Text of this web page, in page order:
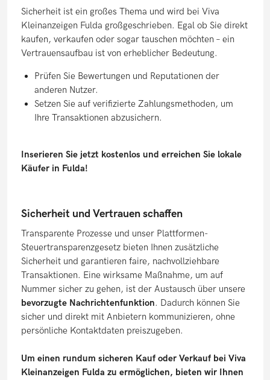
Sicherheit ist ein großes Thema und wird bei Viva
Kleinanzeigen Fulda großgeschrieben. Egal ob Sie direkt
kaufen, verkaufen oder sogar tauschen möchten – ein
Vertrauensaufbau ist von erheblicher Bedeutung.
Prüfen Sie Bewertungen und Reputationen der
anderen Nutzer.
Setzen Sie auf verifizierte Zahlungsmethoden, um
Ihre Transaktionen abzusichern.
Inserieren Sie jetzt kostenlos und erreichen Sie lokale
Käufer in Fulda!
Sicherheit und Vertrauen schaffen
Transparente Prozesse und unser Plattformen-
Steuertransparenzgesetz bieten Ihnen zusätzliche
Sicherheit und garantieren faire, nachvollziehbare
Transaktionen. Eine wirksame Maßnahme, um auf
Nummer sicher zu gehen, ist der Austausch über unsere
bevorzugte Nachrichtenfunktion. Dadurch können Sie
sicher und direkt mit Anbietern kommunizieren, ohne
persönliche Kontaktdaten preiszugeben.
Um einen rundum sicheren Kauf oder Verkauf bei Viva
Kleinanzeigen Fulda zu ermöglichen, bieten wir Ihnen